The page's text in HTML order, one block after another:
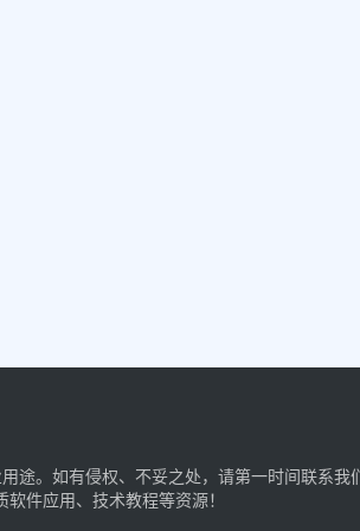
途。如有侵权、不妥之处，请第一时间联系我
软件应用、技术教程等资源！